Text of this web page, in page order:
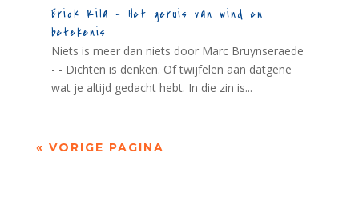
Erick Kila – Het geruis van wind en
betekenis
Niets is meer dan niets door Marc Bruynseraede
- - Dichten is denken. Of twijfelen aan datgene
wat je altijd gedacht hebt. In die zin is...
« VORIGE PAGINA